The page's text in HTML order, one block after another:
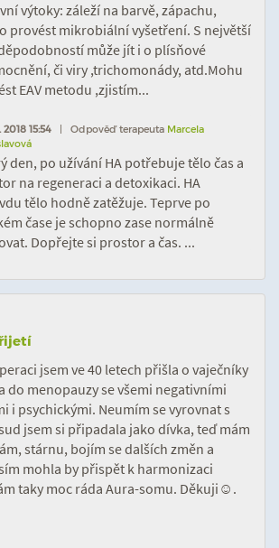
výtoky: záleží na barvě, zápachu,
provést mikrobiální vyšetření. S největší
může jít i o plísňové
či viry ,trichomonády, atd.Mohu
EAV metodu ,zjistím...
2018 15:54 | Odpověď terapeuta Marcela
den, po užívání HA potřebuje tělo čas a
na regeneraci a detoxikaci. HA
tělo hodně zatěžuje. Teprve po
čase je schopno zase normálně
Dopřejte si prostor a čas. ...
jsem ve 40 letech přišla o vaječníky
do menopauzy se všemi negativními
i psychickými. Neumím se vyrovnat s
jsem si připadala jako dívka, teď mám
stárnu, bojím se dalších změn a
mohla by přispět k harmonizaci
taky moc ráda Aura-somu. Děkuji☺.